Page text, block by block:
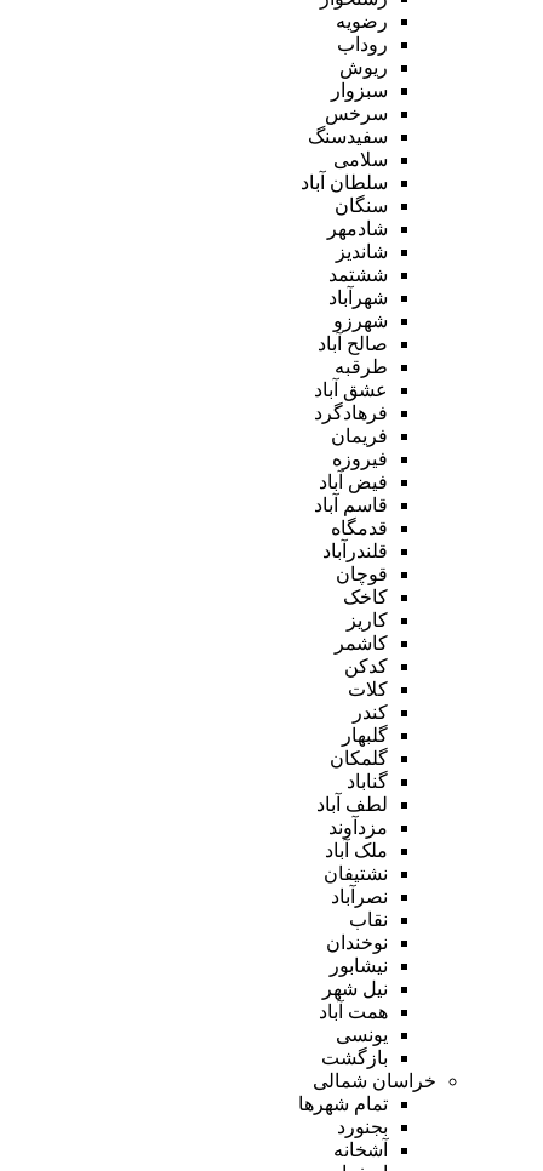
رضویه
روداب
ریوش
سبزوار
سرخس
سفیدسنگ
سلامی
سلطان آباد
سنگان
شادمهر
شاندیز
ششتمد
شهرآباد
شهرزو
صالح آباد
طرقبه
عشق آباد
فرهادگرد
فریمان
فیروزه
فیض آباد
قاسم آباد
قدمگاه
قلندرآباد
قوچان
کاخک
کاریز
کاشمر
کدکن
کلات
کندر
گلبهار
گلمکان
گناباد
لطف آباد
مزدآوند
ملک آباد
نشتیفان
نصرآباد
نقاب
نوخندان
نیشابور
نیل شهر
همت آباد
یونسی
بازگشت
خراسان شمالی
تمام شهر‌ها
بجنورد
آشخانه